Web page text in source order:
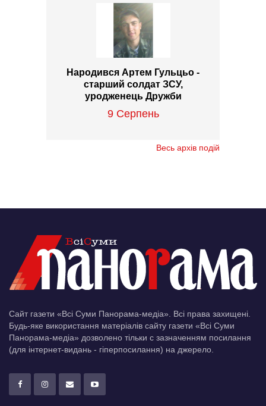
Народився Артем Гульцьо -
старший солдат ЗСУ,
уродженець Дружби
9 Серпень
Весь архів подій
Сайт газети «Всі Суми Панорама-медіа». Всі права захищені.
Будь-яке використання матеріалів сайту газети «Всі Суми
Панорама-медіа» дозволено тільки c зазначенням посилання
(для інтернет-видань - гіперпосилання) на джерело.